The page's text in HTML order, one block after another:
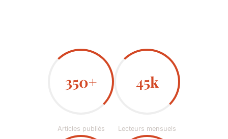
350+
Articles publiés
45k
Lecteurs mensuels